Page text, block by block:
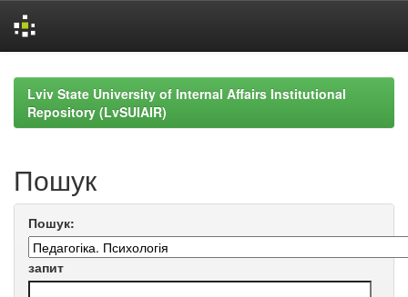
navigationLviv State University of Internal Affairs Institutional
Repository (LvSUIAIR)
Пошук
Пошук:
запит